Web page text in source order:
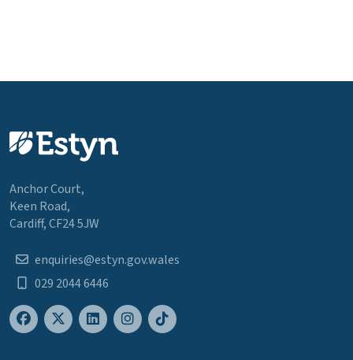
Anchor Court,
Keen Road,
Cardiff, CF24 5JW
enquiries@estyn.gov.wales
029 2044 6446